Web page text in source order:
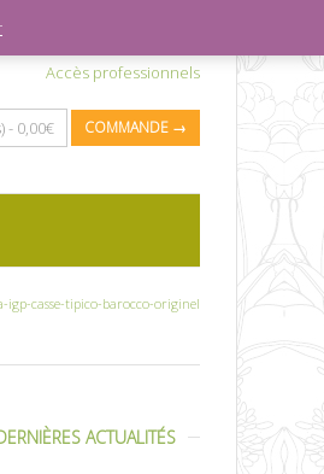
Accès professionnels
- 0,00€ COMMANDE →
igp-casse-tipico-barocco-originel
ACTUALITÉS